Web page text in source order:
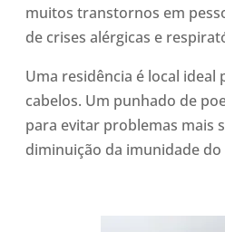
muitos transtornos em
de crises alérgicas e
Uma residência é local ideal
cabelos. Um punhado de
para evitar problemas mais
diminuição da imunidade